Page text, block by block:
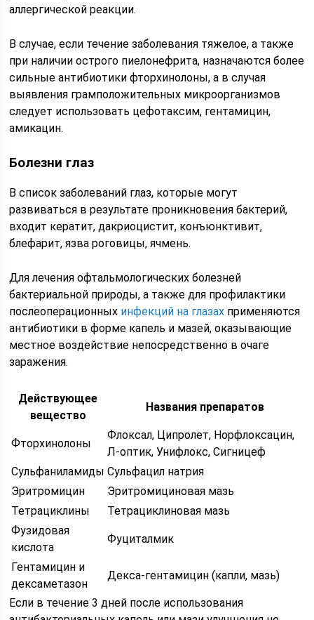
аллергической реакции.
В случае, если течение заболевания тяжелое, а также
при наличии острого пиелонефрита, назначаются более
сильные антибиотики фторхинолоны, а в случая
выявления грамположительных микроорганизмов
следует использовать цефотаксим, гентамицин,
амикацин.
Болезни глаз
В список заболеваний глаз, которые могут
развиваться в результате проникновения бактерий,
входит кератит, дакриоцистит, конъюнктивит,
блефарит, язва роговицы, ячмень.
Для лечения офтальмологических болезней
бактериальной природы, а также для профилактики
послеоперационных инфекций на глазах применяются
антибиотики в форме капель и мазей, оказывающие
местное воздействие непосредственно в очаге
заражения.
Действующее
вещество
Названия препаратов
Фторхинолоны
Флоксал, Ципролет, Норфлоксацин,
Л-оптик, Унифлокс, Сигницеф
Сульфаниламиды Сульфацил натрия
Эритромицин
Эритромициновая мазь
Тетрациклины
Тетрациклиновая мазь
Фузидовая
кислота
Фуциталмик
Гентамицин и
дексаметазон
Декса-гентамицин (капли, мазь)
Если в течение 3 дней после использования